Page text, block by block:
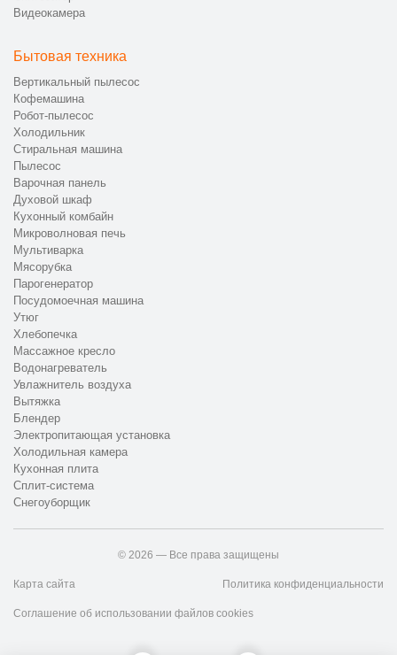
Видеокамера
Бытовая техника
Вертикальный пылесос
Кофемашина
Робот-пылесос
Холодильник
Стиральная машина
Пылесос
Варочная панель
Духовой шкаф
Кухонный комбайн
Микроволновая печь
Мультиварка
Мясорубка
Парогенератор
Посудомоечная машина
Утюг
Хлебопечка
Массажное кресло
Водонагреватель
Увлажнитель воздуха
Вытяжка
Блендер
Электропитающая установка
Холодильная камера
Кухонная плита
Сплит-система
Снегоуборщик
© 2026 — Все права защищены
Карта сайта Политика конфиденциальности
Соглашение об использовании файлов cookies